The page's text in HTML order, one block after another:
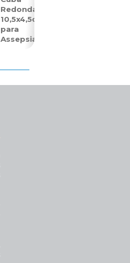
Redonda
10,5x4,5cm
para
Assepsia